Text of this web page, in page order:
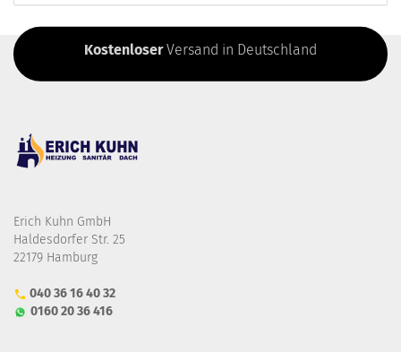
KostenloserVersand in Deutschland
Erich Kuhn GmbH
Haldesdorfer Str. 25
22179 Hamburg
040 36 16 40 32
0160 20 36 416